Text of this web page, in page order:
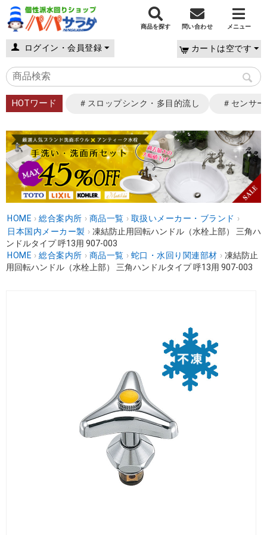
商品を探す 問い合わせ メニュー
ログイン・会員登録 カートは空です
HOTワード ＃スロップシンク・多目的流し ＃センサ
HOME › 総合案内所 › 商品一覧 › 取扱いメーカー・ブランド ›
日本国内メーカー製 › 凍結防止用回転ハンドル（水栓上部） 三角ハ
ンドルタイプ 呼13用 907-003
HOME › 総合案内所 › 商品一覧 › 蛇口・水回り関連部材 › 凍結防止
用回転ハンドル（水栓上部） 三角ハンドルタイプ 呼13用 907-003